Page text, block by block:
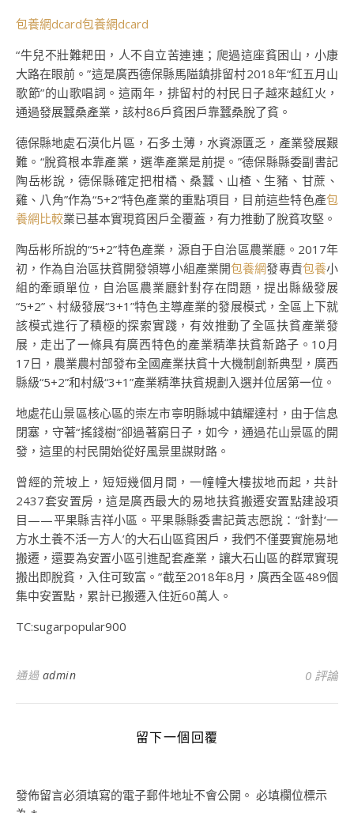
包養網dcard包養網dcard
“牛兒不壯難耙田，人不自立苦連連；爬過這座貧困山，小康
大路在眼前。”這是廣西德保縣馬隘鎮排留村2018年“紅五月山
歌節”的山歌唱詞。這兩年，排留村的村民日子越來越紅火，
通過發展蠶桑產業，該村86戶貧困戶靠蠶桑脫了貧。
德保縣地處石漠化片區，石多土薄，水資源匱乏，產業發展艱
難。“脫貧根本靠產業，選準產業是前提。”德保縣縣委副書記
陶岳彬說，德保縣確定把柑橘、桑蠶、山楂、生豬、甘蔗、
雞、八角”作為“5+2”特色產業的重點項目，目前這些特色產包
養網比較業已基本實現貧困戶全覆蓋，有力推動了脫貧攻堅。
陶岳彬所說的“5+2”特色產業，源自于自治區農業廳。2017年
初，作為自治區扶貧開發領導小組產業開包養網發專責包養小
組的牽頭單位，自治區農業廳針對存在問題，提出縣級發展
“5+2”、村級發展“3+1”特色主導產業的發展模式，全區上下就
該模式進行了積極的探索實踐，有效推動了全區扶貧產業發
展，走出了一條具有廣西特色的產業精準扶貧新路子。10月
17日，農業農村部發布全國產業扶貧十大機制創新典型，廣西
縣級“5+2”和村級“3+1”產業精準扶貧規劃入選并位居第一位。
地處花山景區核心區的崇左市寧明縣城中鎮耀達村，由于信息
閉塞，守著“搖錢樹”卻過著窮日子，如今，通過花山景區的開
發，這里的村民開始從好風景里謀財路。
曾經的荒坡上，短短幾個月間，一幢幢大樓拔地而起，共計
2437套安置房，這是廣西最大的易地扶貧搬遷安置點建設項
目——平果縣吉祥小區。平果縣縣委書記黃志愿說：“針對‘一
方水土養不活一方人’的大石山區貧困戶，我們不僅要實施易地
搬遷，還要為安置小區引進配套產業，讓大石山區的群眾實現
搬出即脫貧，入住可致富。”截至2018年8月，廣西全區489個
集中安置點，累計已搬遷入住近60萬人。
TC:sugarpopular900
通過 admin 0 評論
留下一個回覆
發佈留言必須填寫的電子郵件地址不會公開。 必填欄位標示